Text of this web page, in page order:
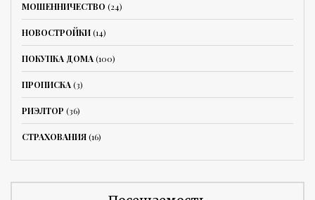
МОШЕННИЧЕСТВО (24)
НОВОСТРОЙКИ(14)
ПОКУПКА ДОМА(100)
ПРОПИСКА(3)
РИЭЛТОР (36)
СТРАХОВАНИЯ(16)